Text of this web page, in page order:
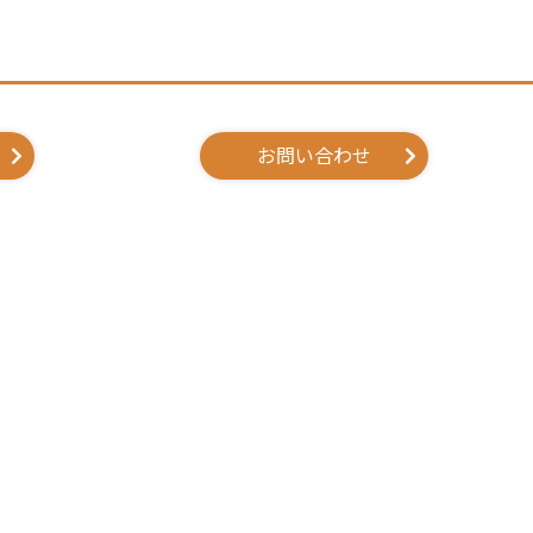
お問い合わせ